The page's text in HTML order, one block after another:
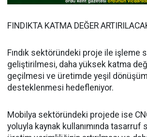
FINDIKTA KATMA DEĞER
Fındık sektöründeki proje ile işleme
geliştirilmesi, daha yüksek katma
geçilmesi ve üretimde yeşil
desteklenmesi hedefleniyor.
Mobilya sektöründeki projede ise
yoluyla kaynak kullanımında tasarruf